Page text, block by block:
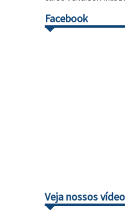
Facebook
Veja nossos